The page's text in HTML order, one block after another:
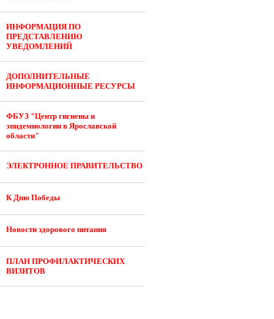
ИНФОРМАЦИЯ ПО
ПРЕДСТАВЛЕНИЮ
УВЕДОМЛЕНИЙ
ДОПОЛНИТЕЛЬНЫЕ
ИНФОРМАЦИОННЫЕ РЕСУРСЫ
ФБУЗ "Центр гигиены и
эпидемиологии в Ярославской
области"
ЭЛЕКТРОННОЕ ПРАВИТЕЛЬСТВО
К Дню Победы
Новости здорового питания
ПЛАН ПРОФИЛАКТИЧЕСКИХ
ВИЗИТОВ